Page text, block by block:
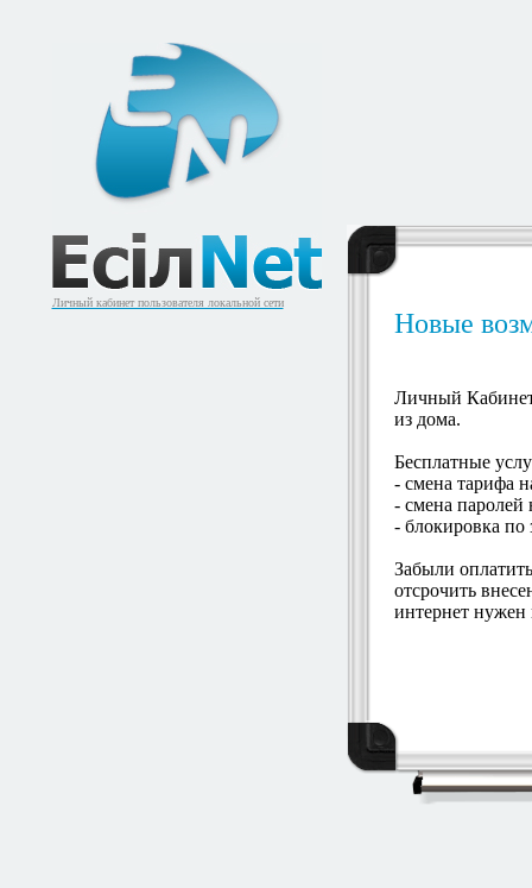
ЕсiлNet
Личный кабинет пользователя локальной сети
Новые
Личный Кабинет
из дома.
Бесплатные
- смена тарифа
- смена паролей
- блокировка по
Забыли
отсрочить
интернет нужен